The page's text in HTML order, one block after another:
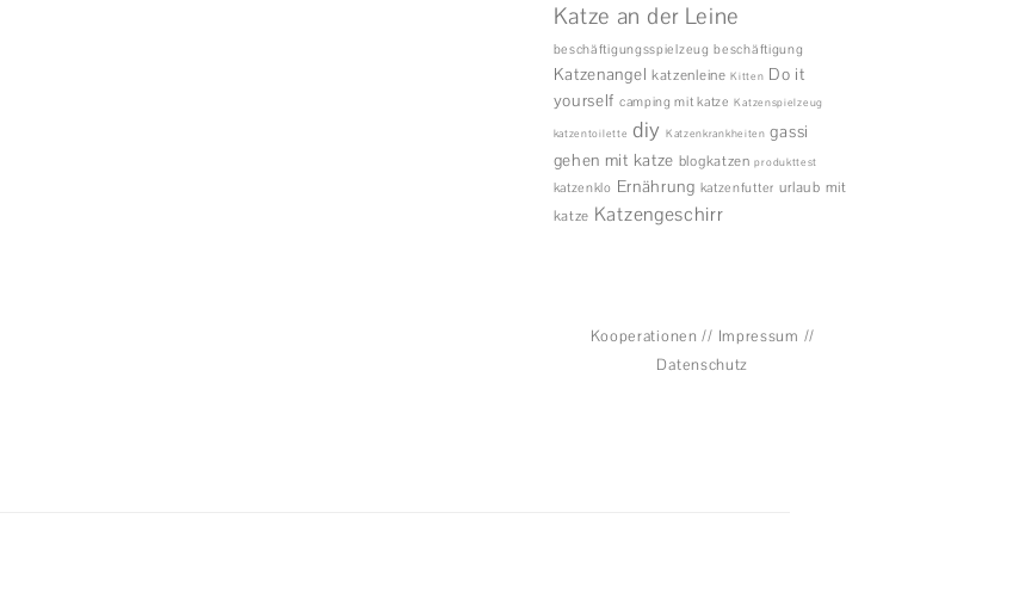
Katze an der Leine
beschäftigungsspielzeug beschäftigung
Katzenangel katzenleine Kitten Do it
yourself camping mit katze Katzenspielzeug
katzentoilette diy Katzenkrankheiten gassi
gehen mit katze blogkatzen produkttest
katzenklo Ernährung katzenfutter urlaub mit
katze Katzengeschirr
Kooperationen // Impressum //
Datenschutz